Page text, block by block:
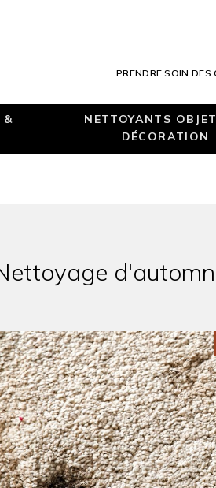
PRENDRE SOIN
&
NETTOYANTS
DÉCORATION